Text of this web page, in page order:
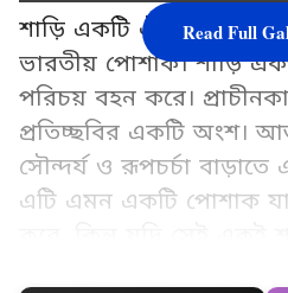
শাড়ি একটি ঐতিহ্যবাহী
ভারতীয় পোশাক। শাড়ি
পরিচয় বহন করে।
প্রতিচ্ছবির একটি অংশ।
সৌন্দর্য ও রূপচর্চা বাড়াতে
এটি এমন একটি পোশাক যা
Read Full